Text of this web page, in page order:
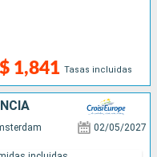
1,841 Tasas incluidas
02/05/2027